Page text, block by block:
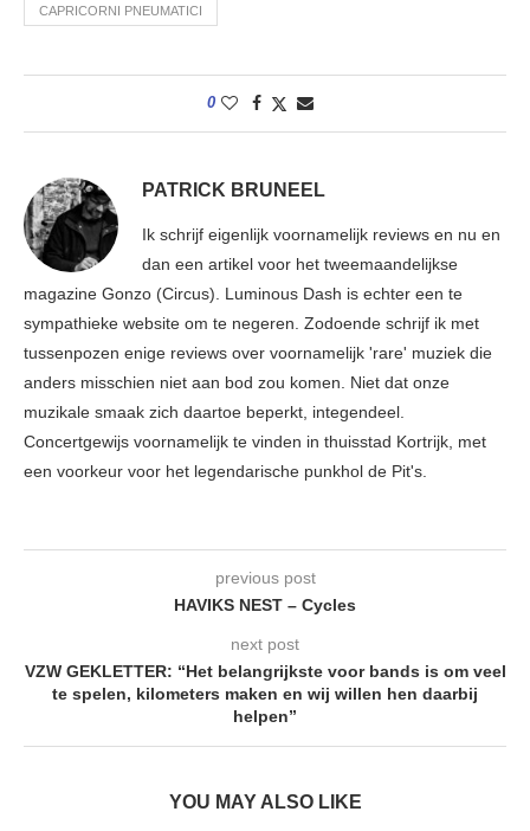
CAPRICORNI PNEUMATICI
0
PATRICK BRUNEEL
Ik schrijf eigenlijk voornamelijk reviews en nu en
dan een artikel voor het tweemaandelijkse
magazine Gonzo (Circus). Luminous Dash is echter een te
sympathieke website om te negeren. Zodoende schrijf ik met
tussenpozen enige reviews over voornamelijk 'rare' muziek die
anders misschien niet aan bod zou komen. Niet dat onze
muzikale smaak zich daartoe beperkt, integendeel.
Concertgewijs voornamelijk te vinden in thuisstad Kortrijk, met
een voorkeur voor het legendarische punkhol de Pit's.
previous post
HAVIKS NEST – Cycles
next post
VZW GEKLETTER: “Het belangrijkste voor bands is om veel
te spelen, kilometers maken en wij willen hen daarbij
helpen”
YOU MAY ALSO LIKE